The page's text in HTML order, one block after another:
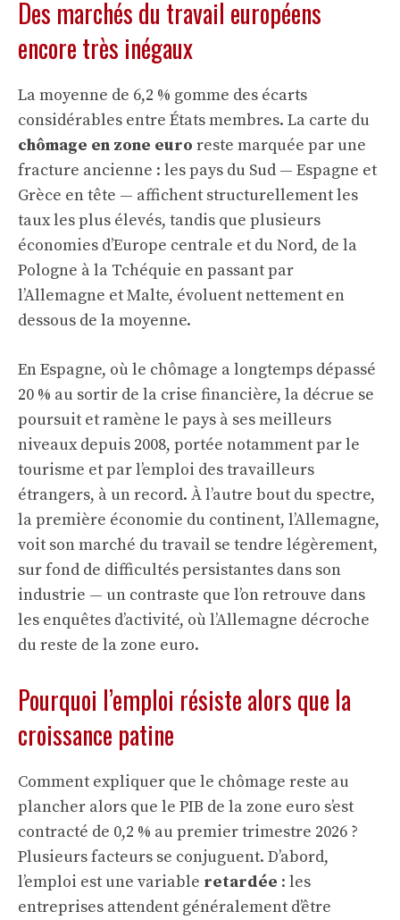
Des marchés du travail européens
encore très inégaux
La moyenne de 6,2 % gomme des écarts
considérables entre États membres. La carte du
chômage en zone euro reste marquée par une
fracture ancienne : les pays du Sud — Espagne et
Grèce en tête — affichent structurellement les
taux les plus élevés, tandis que plusieurs
économies d’Europe centrale et du Nord, de la
Pologne à la Tchéquie en passant par
l’Allemagne et Malte, évoluent nettement en
dessous de la moyenne.
En Espagne, où le chômage a longtemps dépassé
20 % au sortir de la crise financière, la décrue se
poursuit et ramène le pays à ses meilleurs
niveaux depuis 2008, portée notamment par le
tourisme et par l’emploi des travailleurs
étrangers, à un record. À l’autre bout du spectre,
la première économie du continent, l’Allemagne,
voit son marché du travail se tendre légèrement,
sur fond de difficultés persistantes dans son
industrie — un contraste que l’on retrouve dans
les enquêtes d’activité, où l’Allemagne décroche
du reste de la zone euro.
Pourquoi l’emploi résiste alors que la
croissance patine
Comment expliquer que le chômage reste au
plancher alors que le PIB de la zone euro s’est
contracté de 0,2 % au premier trimestre 2026 ?
Plusieurs facteurs se conjuguent. D’abord,
l’emploi est une variable retardée : les
entreprises attendent généralement d’être